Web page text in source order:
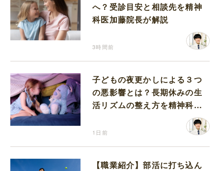
へ？受診目安と相談先を精神
科医加藤院長が解説
3時間前
子どもの夜更かしによる３つ
の悪影響とは？長期休みの生
活リズムの整え方を精神科医
1日前
【職業紹介】部活に打ち込ん